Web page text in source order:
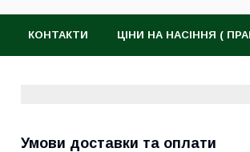
КОНТАКТИ ЦІНИ НА НАСІННЯ (
Умови доставки та оплати